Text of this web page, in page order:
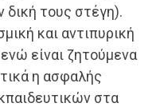
δική τους στέγη).
και αντιπυρική
είναι ζητούμενα
η ασφαλής
στα